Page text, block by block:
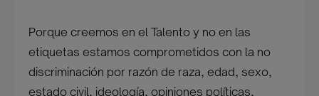
Porque creemos en el Talento y no en las
etiquetas estamos comprometidos con la no
discriminación por razón de raza, edad, sexo,
estado civil, ideología, opiniones políticas,